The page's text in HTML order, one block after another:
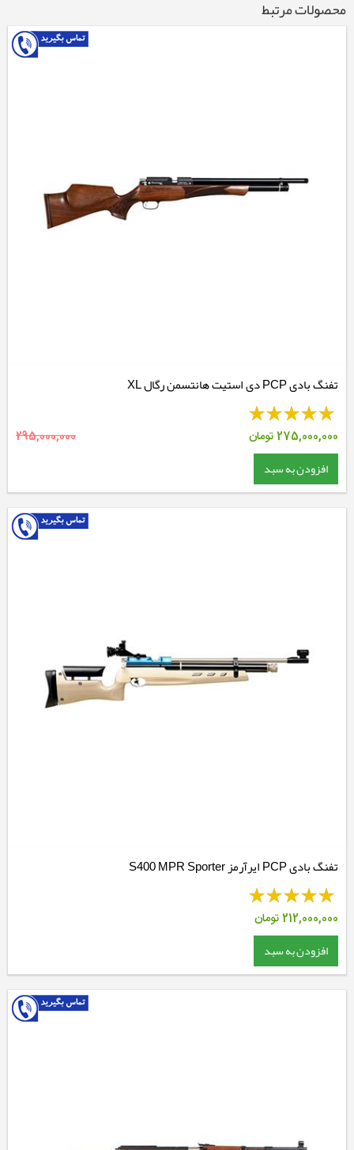
محصولات مرتبط
تفنگ بادی PCP دی استیت هانتسمن رگال XL
275,000,000تومان 295,000,000
افزودن به سبد
تفنگ بادی PCP ایرآرمز S400 MPR Sporter
212,000,000تومان
افزودن به سبد